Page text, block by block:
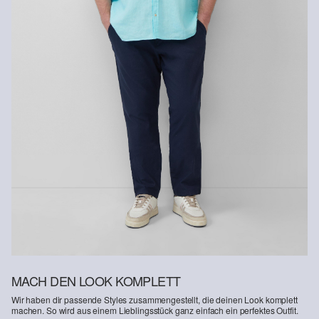
Gastkunden können ihre Artikel innerhalb von 14 Tagen nach
Erhalt der Ware an uns zurückschicken. Fashion Card und VIP
Kunden haben nach Erhalt der Ware 30 Tage Zeit, um ihre Artikel
an uns zurückzusenden.
Weitere Informationen sind unserer „ Hilfe & FAQ
HIER online anmelden.
MACH DEN LOOK KOMPLETT
Wir haben dir passende Styles zusammengestellt, die deinen Look komplett
machen. So wird aus einem Lieblingsstück ganz einfach ein perfektes Outfit.